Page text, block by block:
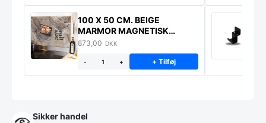
100 X 50 CM. BEIGE
MARMOR MAGNETISK
STÆNKPLADE
873,00 DKK
- + + Tilføj
Sikker handel